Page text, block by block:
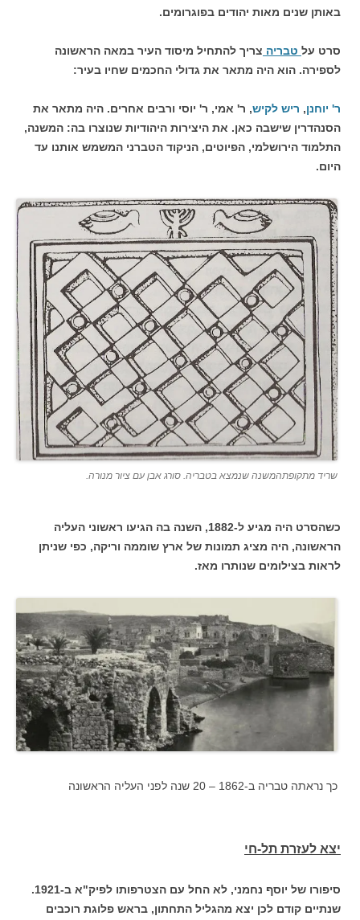
באותן שנים מאות יהודים בפוגרומים.
סרט על טבריה צריך להתחיל מיסוד העיר במאה הראשונה
לספירה. הוא היה מתאר את גדולי החכמים שחיו בעיר:
ר' יוחנן, ריש לקיש, ר' אמי, ר' יוסי ורבים אחרים. היה מתאר את
הסנהדרין שישבה כאן. את היצירות היהודיות שנוצרו בה: המשנה,
התלמוד הירושלמי, הפיוטים, הניקוד הטברני המשמש אותנו עד
היום.
שריד מתקופתהמשנה שנמצא בטבריה. סורג אבן עם ציור מנורה.
כשהסרט היה מגיע ל-1882, השנה בה הגיעו ראשוני העליה
הראשונה, היה מציג תמונות של ארץ שוממה וריקה, כפי שניתן
לראות בצילומים שנותרו מאז.
כך נראתה טבריה ב-1862 – 20 שנה לפני העליה הראשונה
יצא לעזרת תל-חי
סיפורו של יוסף נחמני, לא החל עם הצטרפותו לפיק"א ב-1921.
שנתיים קודם לכן יצא מהגליל התחתון, בראש פלוגת רוכבים